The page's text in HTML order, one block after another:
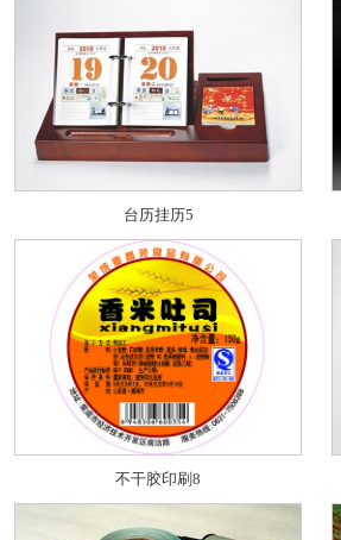
台历挂历5
不干胶印刷8